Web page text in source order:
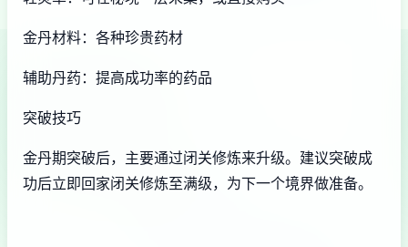
金丹材料：各种珍贵药材
辅助丹药：提高成功率的药品
突破技巧
金丹期突破后，主要通过闭关修炼来升级。建议突破成
功后立即回家闭关修炼至满级，为下一个境界做准备。